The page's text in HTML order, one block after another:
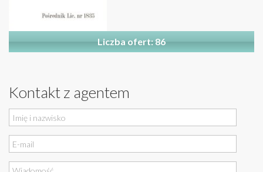
Liczba ofert: 86
Kontakt z agentem